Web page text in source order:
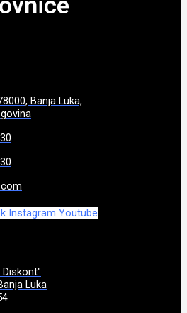
Banja Luka,
Instagram Youtube
Luka